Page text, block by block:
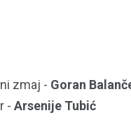
zmaj - Goran
- Arsenije Tubić